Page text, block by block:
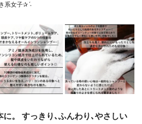
系女子✰ˊ˗
に。 すっきり､ふんわり､やさしい